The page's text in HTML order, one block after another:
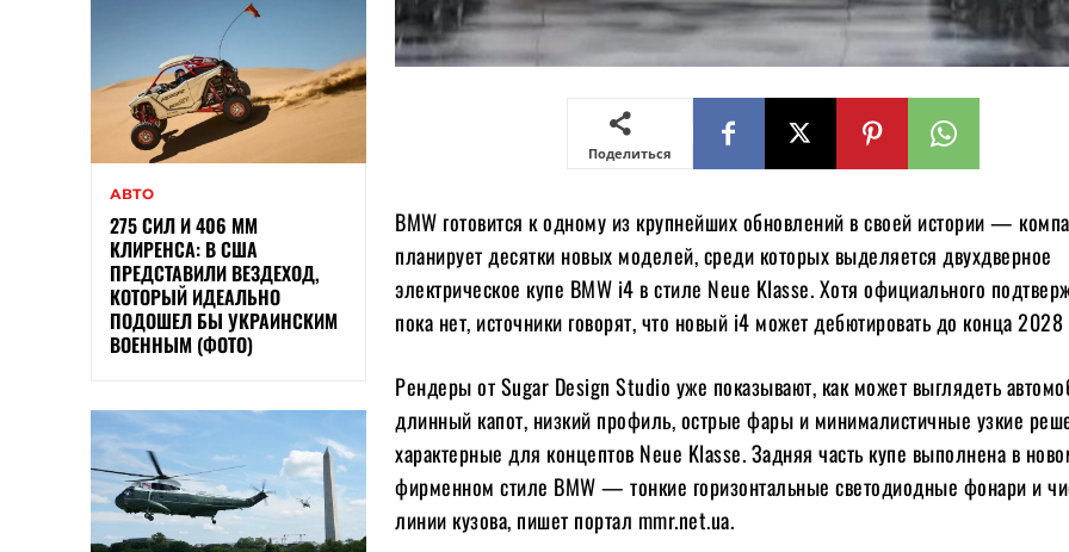
АВТО
275 СИЛ И 406 ММ
КЛИРЕНСА: В США
ПРЕДСТАВИЛИ ВЕЗДЕХОД,
КОТОРЫЙ ИДЕАЛЬНО
ПОДОШЕЛ БЫ УКРАИНСКИМ
ВОЕННЫМ (ФОТО)
Поделиться
BMW готовится к одному из крупнейших обновлений в своей истории —
планирует десятки новых моделей, среди которых выделяется двухдверное
электрическое купе BMW i4 в стиле Neue Klasse. Хотя официального
пока нет, источники говорят, что новый i4 может дебютировать до конца 2028
Рендеры от Sugar Design Studio уже показывают, как может выглядеть
длинный капот, низкий профиль, острые фары и минималистичные узкие
характерные для концептов Neue Klasse. Задняя часть купе выполнена в
фирменном стиле BMW — тонкие горизонтальные светодиодные фонари и
линии кузова, пишет портал mmr.net.ua.